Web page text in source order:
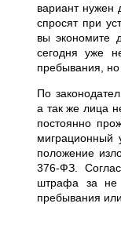
вариант нужен
спросят при
вы экономите
сегодня уже
пребывания, но
По
а так же лица
постоянно
миграционный
положение
376-ФЗ.
штрафа за не
пребывания